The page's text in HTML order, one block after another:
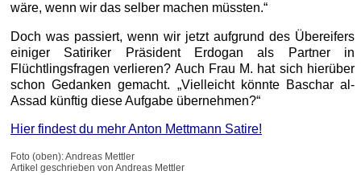
wäre, wenn wir das selber machen müssten.“
Doch was passiert, wenn wir jetzt aufgrund des Übereifers
einiger Satiriker Präsident Erdogan als Partner in
Flüchtlingsfragen verlieren? Auch Frau M. hat sich hierüber
schon Gedanken gemacht. „Vielleicht könnte Baschar al-
Assad künftig diese Aufgabe übernehmen?“
Hier findest du mehr Anton Mettmann Satire!
Foto (oben): Andreas Mettler
Artikel geschrieben von Andreas Mettler